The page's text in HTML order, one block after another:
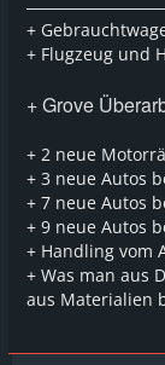
+
+ Flugzeug und
+ Grove
+ 2 neue
+ 3 neue Autos
+ 7 neue Autos
+ 9 neue Autos
+ Handling vom
+ Was man aus
aus Materialien